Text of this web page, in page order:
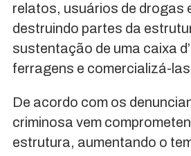
relatos, usuários de drogas
destruindo partes da
sustentação de uma caixa
ferragens e comercializá-
De acordo com os
criminosa vem
estrutura, aumentando o